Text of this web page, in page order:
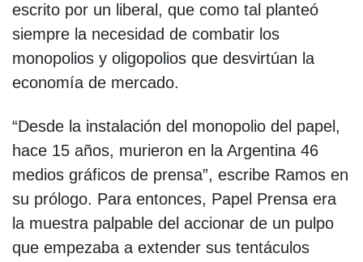
escrito por un liberal, que como tal planteó
siempre la necesidad de combatir los
monopolios y oligopolios que desvirtúan la
economía de mercado.
“Desde la instalación del monopolio del papel,
hace 15 años, murieron en la Argentina 46
medios gráficos de prensa”, escribe Ramos en
su prólogo. Para entonces, Papel Prensa era
la muestra palpable del accionar de un pulpo
que empezaba a extender sus tentáculos